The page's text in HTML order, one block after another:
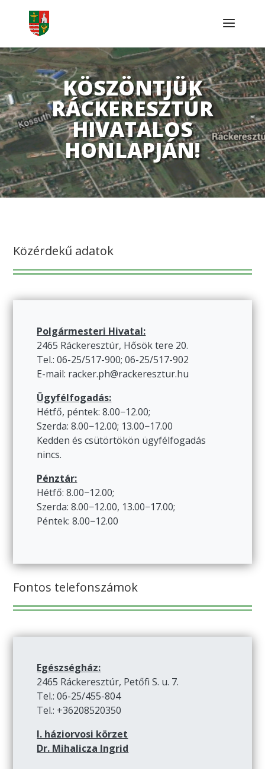
KÖSZÖNTJÜK
RÁCKERESZTÚR
HIVATALOS
HONLAPJÁN!
Közérdekű adatok
Polgármesteri Hivatal:
2465 Ráckeresztúr, Hősök tere 20.
Tel.: 06-25/517-900; 06-25/517-902
E-mail: racker.ph@rackeresztur.hu
Ügyfélfogadás:
Hétfő, péntek: 8.00−12.00;
Szerda: 8.00−12.00; 13.00−17.00
Kedden és csütörtökön ügyfélfogadás
nincs.
Pénztár:
Hétfő: 8.00−12.00;
Szerda: 8.00−12.00, 13.00−17.00;
Péntek: 8.00−12.00
Fontos telefonszámok
Egészségház:
2465 Ráckeresztúr, Petőfi S. u. 7.
Tel.: 06-25/455-804
Tel.: +36208520350
I. háziorvosi körzet
Dr. Mihalicza Ingrid